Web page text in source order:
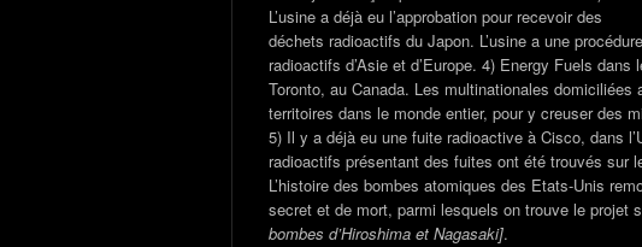
L’usine a déjà eu l’approbation pour recevoir des
déchets radioactifs du Japon. L’usine a une
radioactifs d’Asie et d’Europe. 4) Energy Fuels
Toronto, au Canada. Les multinationales
territoires dans le monde entier, pour y creuser des
5) Il y a déjà eu une fuite radioactive à Cisco, dans
radioactifs présentant des fuites ont été trouvés sur
L’histoire des bombes atomiques des Etats-Unis
secret et de mort, parmi lesquels on trouve le projet
bombes d’Hiroshima et Nagasaki].